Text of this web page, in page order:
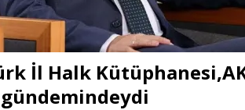
İl Halk
gündemindeydi